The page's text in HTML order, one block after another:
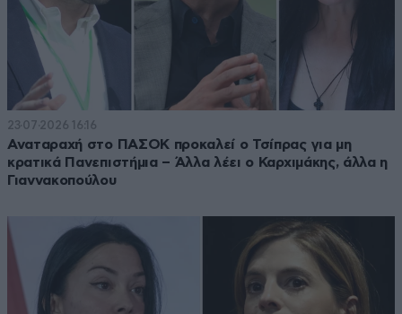
Νάντια Γιαννακοπούλου είναι παντρεμένη από το 2008 με
τον ηθοποιό και σκηνοθέτη Μάξιμο Μουμούρη και μαζί
έχουν αποκτήσει τρεις κόρες. Στις επερχόμενες εκλογές
θα είναι υποψήφια στην περιφέρεια Β2' Δυτικού Τομέα
Αθηνών.
23·07·2026 16:16
Αναταραχή στο ΠΑΣΟΚ προκαλεί ο Τσίπρας για μη
κρατικά Πανεπιστήμια – Άλλα λέει ο Καρχιμάκης, άλλα η
Γιαννακοπούλου